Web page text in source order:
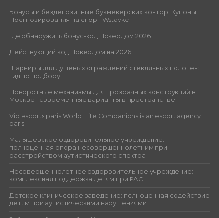
Бонусы и бездепозитные букмекерских контор. Купоны.
Прогнозирования на спорт Wstavke
Где обнаружить бонус-код Покердом 2026
Действующий код Покердом на 2026 г.
Шарниры для душевых ограждений стеклянных полотен:
гид по подбору
Поворотные механизмы для прозрачных конструкций в
Москве : современные варианты в пространстве
Vip escorts paris World Elite Companions is an escort agency
paris
Малышевское оздоровительное учреждение:
полноценная опора несовершеннолетним при
расстройством аутистического спектра
Несовершеннолетнее оздоровительное учреждение:
комплексная поддержка детям при РАС
Детское клиническое заведение: полноценная содействие
детям при аутистическими нарушениями